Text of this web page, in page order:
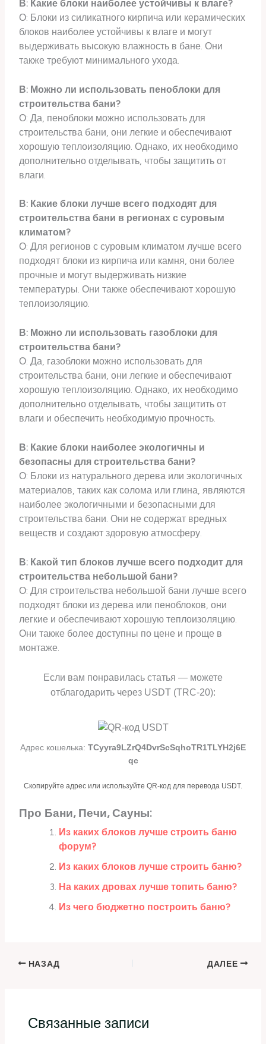
В: Какие блоки наиболее устойчивы к влаге?
О: Блоки из силикатного кирпича или керамических
блоков наиболее устойчивы к влаге и могут
выдерживать высокую влажность в бане. Они
также требуют минимального ухода.
В: Можно ли использовать пеноблоки для
строительства бани?
О: Да, пеноблоки можно использовать для
строительства бани, они легкие и обеспечивают
хорошую теплоизоляцию. Однако, их необходимо
дополнительно отделывать, чтобы защитить от
влаги.
В: Какие блоки лучше всего подходят для
строительства бани в регионах с суровым
климатом?
О: Для регионов с суровым климатом лучше всего
подходят блоки из кирпича или камня, они более
прочные и могут выдерживать низкие
температуры. Они также обеспечивают хорошую
теплоизоляцию.
В: Можно ли использовать газоблоки для
строительства бани?
О: Да, газоблоки можно использовать для
строительства бани, они легкие и обеспечивают
хорошую теплоизоляцию. Однако, их необходимо
дополнительно отделывать, чтобы защитить от
влаги и обеспечить необходимую прочность.
В: Какие блоки наиболее экологичны и
безопасны для строительства бани?
О: Блоки из натурального дерева или экологичных
материалов, таких как солома или глина, являются
наиболее экологичными и безопасными для
строительства бани. Они не содержат вредных
веществ и создают здоровую атмосферу.
В: Какой тип блоков лучше всего подходит для
строительства небольшой бани?
О: Для строительства небольшой бани лучше всего
подходят блоки из дерева или пеноблоков, они
легкие и обеспечивают хорошую теплоизоляцию.
Они также более доступны по цене и проще в
монтаже.
Если вам понравилась статья — можете
отблагодарить через USDT (TRC-20):
Адрес кошелька: TCyyra9LZrQ4DvrScSqhoTR1TLYH2j6E
qc
Скопируйте адрес или используйте QR-код для перевода USDT.
Про Бани, Печи, Сауны:
Из каких блоков лучше строить баню
форум?
Из каких блоков лучше строить баню?
На каких дровах лучше топить баню?
Из чего бюджетно построить баню?
НАЗАД ДАЛЕЕ
Связанные записи